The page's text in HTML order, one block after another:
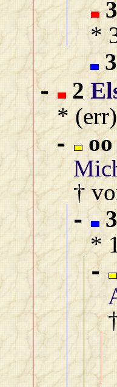
*
3
- 2
*
-
†
- 3
*
-